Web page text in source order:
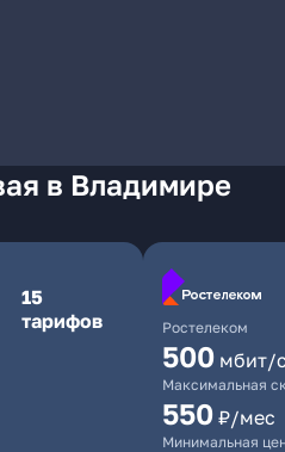
в Владимире
15
тарифов
Ростелеком
500 мбит/
Максимальная
550 ₽/мес
Минимальная